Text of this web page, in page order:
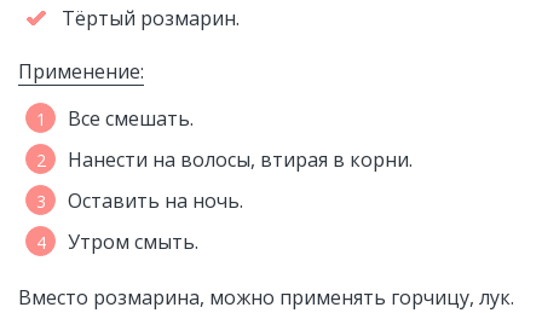
Тёртый розмарин.
Применение:
Все смешать.
Нанести на волосы, втирая в корни.
Оставить на ночь.
Утром смыть.
Вместо розмарина, можно применять горчицу, лук.